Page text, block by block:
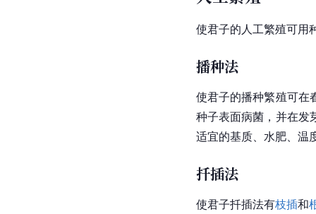
使君子的人工繁殖可用
播种法
使君子的播种繁殖可在
种子表面病菌，并在发
适宜的基质、水肥、温
扦插法
使君子扦插法有枝插和